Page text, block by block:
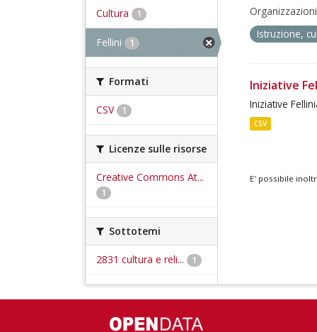
Cultura 1
Fellini 1
Formati
CSV 1
Licenze sulle risorse
Creative Commons At...
1
Sottotemi
2831 cultura e reli... 1
Istruzione,
Iniziative
Iniziative
CSV
E' possibile